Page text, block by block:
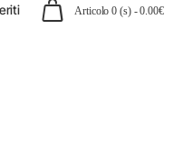
Articolo 0 (s) - 0.00€